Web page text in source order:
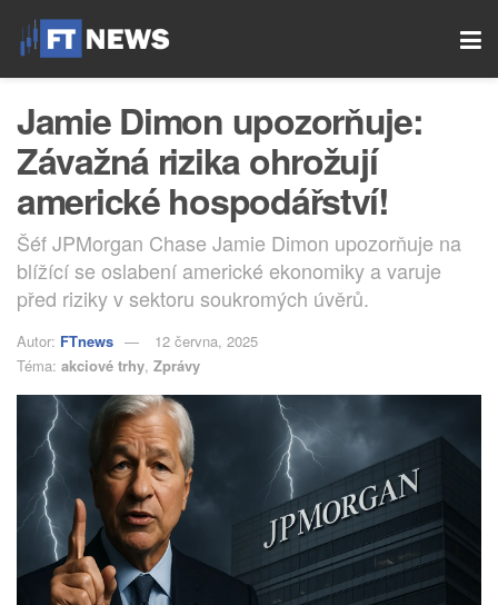
Jamie Dimon upozorňuje:
Závažná rizika ohrožují
americké hospodářství!
Šéf JPMorgan Chase Jamie Dimon upozorňuje na
blížící se oslabení americké ekonomiky a varuje
před riziky v sektoru soukromých úvěrů.
Autor: FTnews
12 června, 2025
Téma: akciové trhy, Zprávy